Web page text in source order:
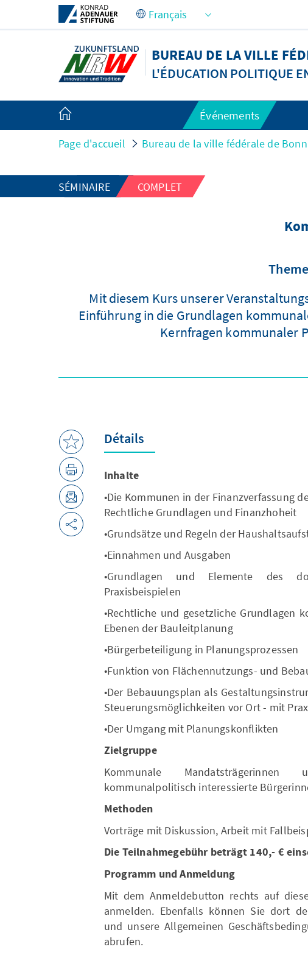
Saut au contenu principal
BUREAU DE LA VILLE
L'ÉDUCATION POLITIQUE
Événements
Page d'accueil Bureau de la ville fédérale de Bonn
SÉMINAIRE COMPLET
Mit diesem Kurs unserer
Einführung in die Grundlagen
Kernfragen kommunaler
Détails
Inhalte
•Die Kommunen in der Finanzverfassung
Rechtliche Grundlagen und Finanzhoheit
•Grundsätze und Regeln der
•Einnahmen und Ausgaben
•Grundlagen und Elemente des
Praxisbeispielen
•Rechtliche und gesetzliche Grundlagen
Ebenen der Bauleitplanung
•Bürgerbeteiligung in Planungsprozessen
•Funktion von Flächennutzungs- und
•Der Bebauungsplan als
Steuerungsmöglichkeiten vor Ort - mit
•Der Umgang mit Planungskonflikten
Zielgruppe
Kommunale
kommunalpolitisch interessierte
Methoden
Vorträge mit Diskussion, Arbeit mit
Die Teilnahmegebühr beträgt 140,- €
Programm und Anmeldung
Mit dem Anmeldebutton rechts auf
anmelden. Ebenfalls können Sie dort
und unsere Allgemeinen
abrufen.